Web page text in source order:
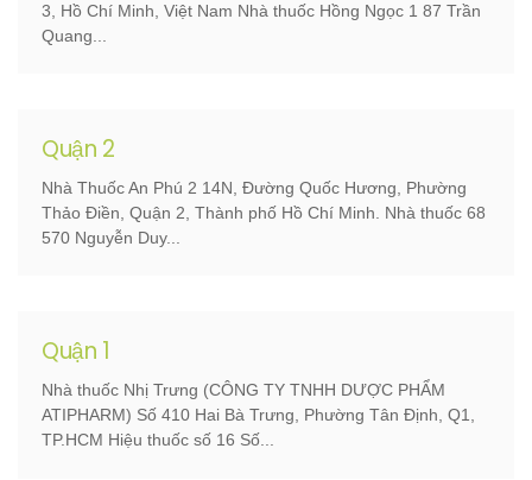
3, Hồ Chí Minh, Việt Nam Nhà thuốc Hồng Ngọc 1 87 Trần
Quang...
Quận 2
Nhà Thuốc An Phú 2 14N, Đường Quốc Hương, Phường
Thảo Điền, Quận 2, Thành phố Hồ Chí Minh. Nhà thuốc 68
570 Nguyễn Duy...
Quận 1
Nhà thuốc Nhị Trưng (CÔNG TY TNHH DƯỢC PHẨM
ATIPHARM) Số 410 Hai Bà Trưng, Phường Tân Định, Q1,
TP.HCM Hiệu thuốc số 16 Số...